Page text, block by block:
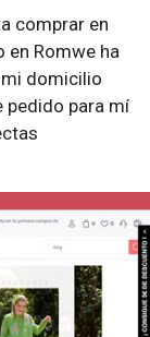
comprar en
en Romwe ha
domicilio
pedido para mí